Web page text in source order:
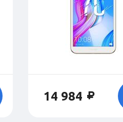
14 984